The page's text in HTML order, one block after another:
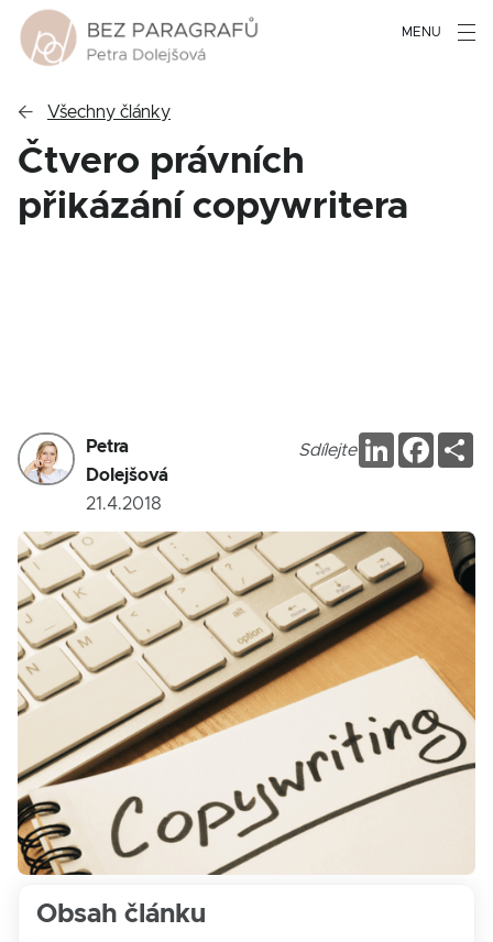
MENU
 Všechny články
Čtvero právních
přikázání copywritera
Petra
Dolejšová
21.4.2018
Sdílejte LinkedIn
Obsah článku